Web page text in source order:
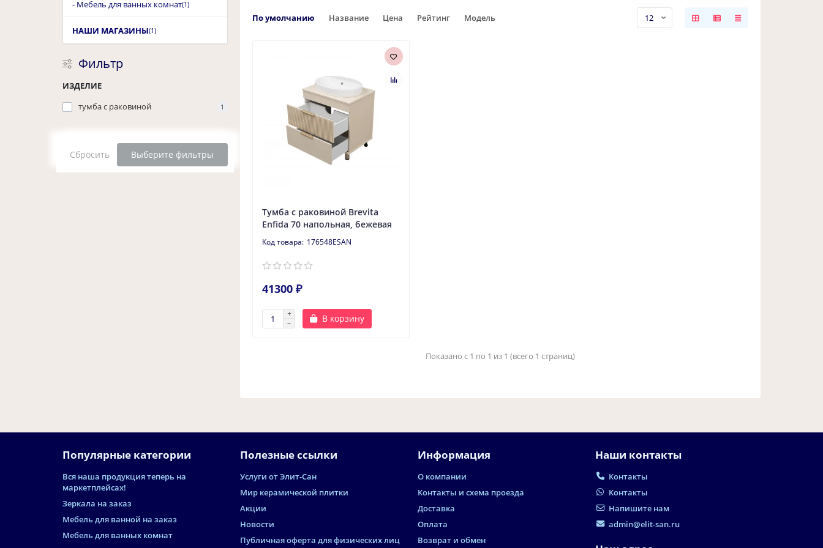
- Мебель для ванных комнат(1)
НАШИ МАГАЗИНЫ(1)
Фильтр
ИЗДЕЛИЕ
тумба с раковиной
1
Сбросить Выберите фильтры
По умолчанию Название Цена Рейтинг Модель
Тумба с раковиной Brevita
Enfida 70 напольная, бежевая
176548ESAN
41300 ₽
В корзину
Показано с 1 по 1 из 1 (всего 1 страниц)
Популярные категории
Вся наша продукция теперь на
маркетплейсах!
Зеркала на заказ
Мебель для ванной на заказ
Мебель для ванных комнат
Полезные ссылки
Услуги от Элит-Сан
Мир керамической плитки
Акции
Новости
Публичная оферта для физических лиц
Информация
О компании
Контакты и схема проезда
Доставка
Оплата
Возврат и обмен
Наши контакты
Контакты
Контакты
Напишите нам
admin@elit-san.ru